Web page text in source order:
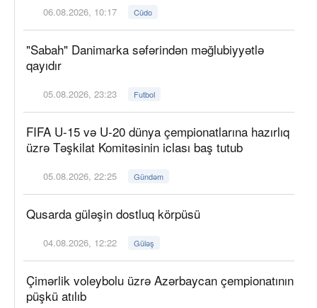
06.08.2026, 10:17 Cüdo
"Sabah" Danimarka səfərindən məğlubiyyətlə
qayıdır
05.08.2026, 23:23 Futbol
FIFA U-15 və U-20 dünya çempionatlarına hazırlıq
üzrə Təşkilat Komitəsinin iclası baş tutub
05.08.2026, 22:25 Gündəm
Qusarda güləşin dostluq körpüsü
04.08.2026, 12:22 Güləş
Çimərlik voleybolu üzrə Azərbaycan çempionatının
püşkü atılıb